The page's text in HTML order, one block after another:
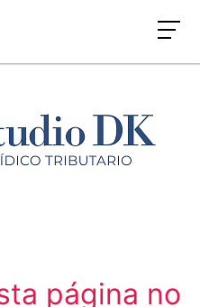
página no